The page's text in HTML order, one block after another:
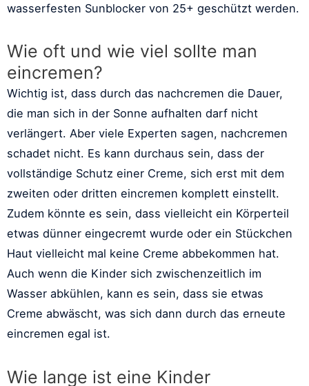
wasserfesten Sunblocker von 25+ geschützt werden.
Wie oft und wie viel sollte man
eincremen?
Wichtig ist, dass durch das nachcremen die Dauer,
die man sich in der Sonne aufhalten darf nicht
verlängert. Aber viele Experten sagen, nachcremen
schadet nicht. Es kann durchaus sein, dass der
vollständige Schutz einer Creme, sich erst mit dem
zweiten oder dritten eincremen komplett einstellt.
Zudem könnte es sein, dass vielleicht ein Körperteil
etwas dünner eingecremt wurde oder ein Stückchen
Haut vielleicht mal keine Creme abbekommen hat.
Auch wenn die Kinder sich zwischenzeitlich im
Wasser abkühlen, kann es sein, dass sie etwas
Creme abwäscht, was sich dann durch das erneute
eincremen egal ist.
Wie lange ist eine Kinder